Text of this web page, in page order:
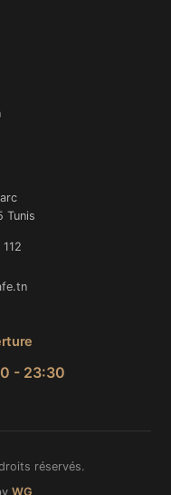
Tunis
- 23:30
réservés.
WG